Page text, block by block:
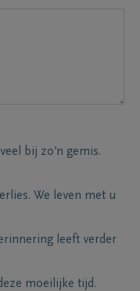
bij zo’n gemis.
We leven met u
leeft verder
moeilijke tijd.